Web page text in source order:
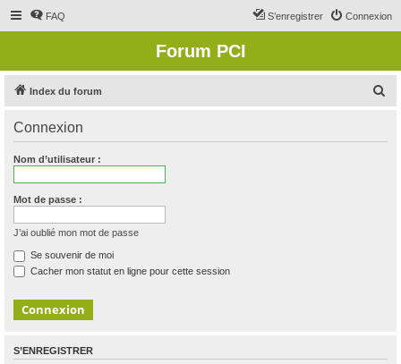
FAQ Connexion
S’enregistrer
Forum PCI
Index du forum
Connexion
Nom d’utilisateur :
Mot de passe :
J’ai oublié mon mot de passe
Se souvenir de moi
Cacher mon statut en ligne pour cette session
S’ENREGISTRER